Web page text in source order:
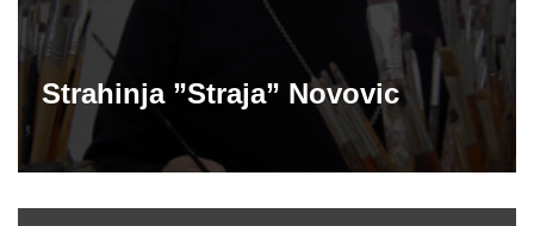
Strahinja ”Straja” Novovic